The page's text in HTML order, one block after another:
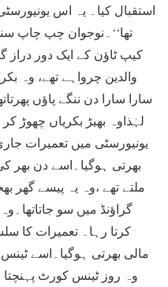
استقبال کیا۔ یہ اس
تھا‘‘۔نوجوان چپ چاپ
کیپ ٹاؤن کے ایک دور دراز
والدین چرواہے تھے، وہ
سارا سارا دن ننگے پاؤں
لہٰذاوہ بھیڑ بکریاں چھوڑ
یونیورسٹی میں تعمیرات
بھرتی ہوگیا۔اسے دن
ملتے تھے ،وہ یہ پیسے گھر
گراؤنڈ میں سو
کرتا رہا۔ تعمیرات کا
مالی بھرتی ہوگیا۔اسے
وہ روز ٹینس کورٹ پہنچتا